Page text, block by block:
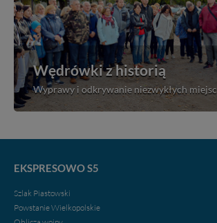
Wędrówki z historią
Wyprawy i odkrywanie niezwykłych miejsc
EKSPRESOWO S5
Szlak Piastowski
Powstanie Wielkopolskie